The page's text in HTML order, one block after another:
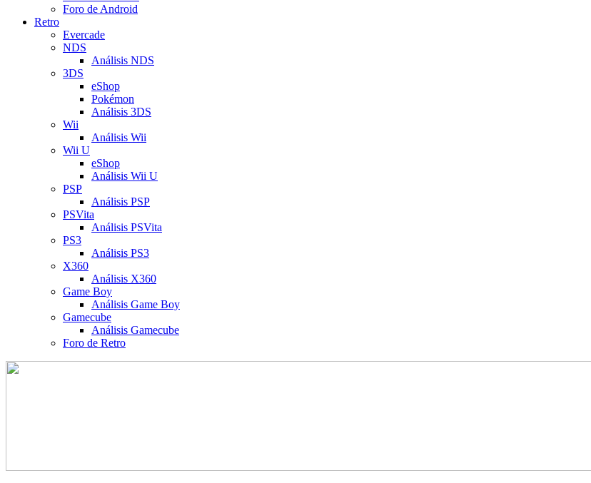
Foro de Android
Retro
Evercade
NDS
Análisis NDS
3DS
eShop
Pokémon
Análisis 3DS
Wii
Análisis Wii
Wii U
eShop
Análisis Wii U
PSP
Análisis PSP
PSVita
Análisis PSVita
PS3
Análisis PS3
X360
Análisis X360
Game Boy
Análisis Game Boy
Gamecube
Análisis Gamecube
Foro de Retro